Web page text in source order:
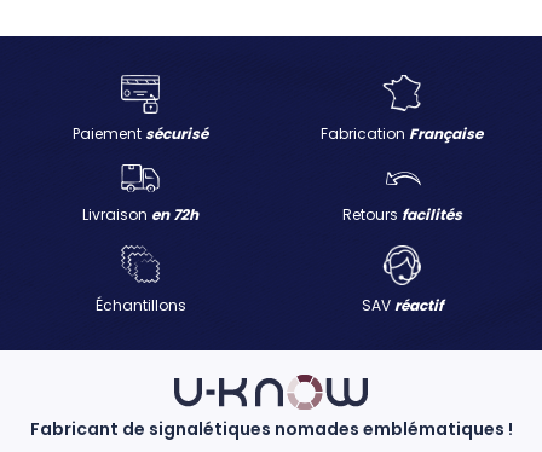
Paiement sécurisé Fabrication Française
Livraison en 72h Retours facilités
Échantillons SAVréactif
Fabricant de signalétiques nomades emblématiques !